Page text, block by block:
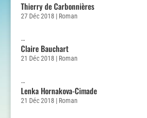
Thierry de Carbonnières
27 Déc 2018 | Roman
…
Claire Bauchart
21 Déc 2018 | Roman
…
Lenka Hornakova-Cimade
21 Déc 2018 | Roman